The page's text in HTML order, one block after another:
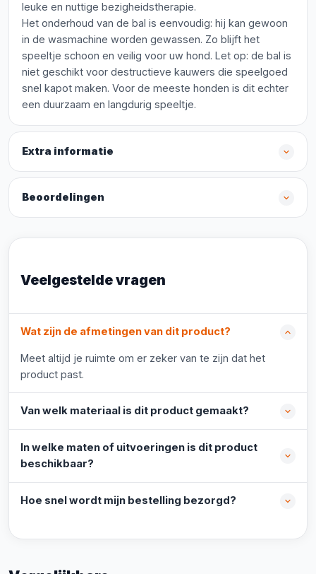
leuke en nuttige bezigheidstherapie.
Het onderhoud van de bal is eenvoudig: hij kan gewoon
in de wasmachine worden gewassen. Zo blijft het
speeltje schoon en veilig voor uw hond. Let op: de bal is
niet geschikt voor destructieve kauwers die speelgoed
snel kapot maken. Voor de meeste honden is dit echter
een duurzaam en langdurig speeltje.
Extra informatie
Beoordelingen
Veelgestelde vragen
Wat zijn de afmetingen van dit product?
Meet altijd je ruimte om er zeker van te zijn dat het
product past.
Van welk materiaal is dit product gemaakt?
In welke maten of uitvoeringen is dit product
beschikbaar?
Hoe snel wordt mijn bestelling bezorgd?